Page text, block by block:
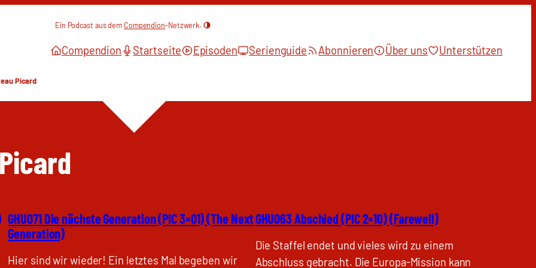
Ein Podcast aus dem Compendion-Netzwerk.
Compendion Startseite Episoden Serienguide Abonnieren Über uns Unterstützen
Picard
GHU071 Die nächste Generation (PIC 3×01) (The Next
Generation)
Hier sind wir wieder! Ein letztes Mal begeben wir
GHU063 Abschied (PIC 2×10) (Farewell)
Die Staffel endet und vieles wird zu einem
Abschluss gebracht. Die Europa-Mission kann